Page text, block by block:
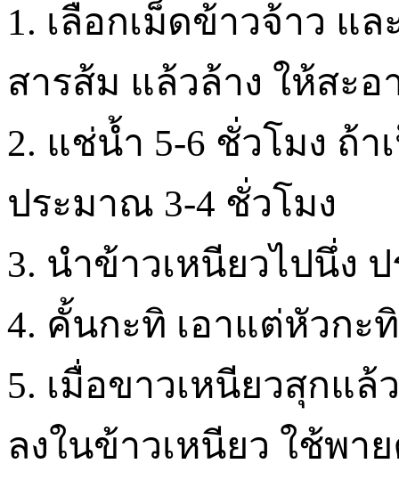
1. เลือกเม็ดข้าวจ้าว แ
สารส้ม แล้วล้าง ให้สะอ
2. แช่น้ำ 5-6 ชั่วโมง ถ้
ประมาณ 3-4 ชั่วโมง
3. นำข้าวเหนียวไปนึ่ง
4. คั้นกะทิ เอาแต่หัวกะทิ
5. เมื่อขาวเหนียวสุกแ
ลงในข้าวเหนียว ใช้พา